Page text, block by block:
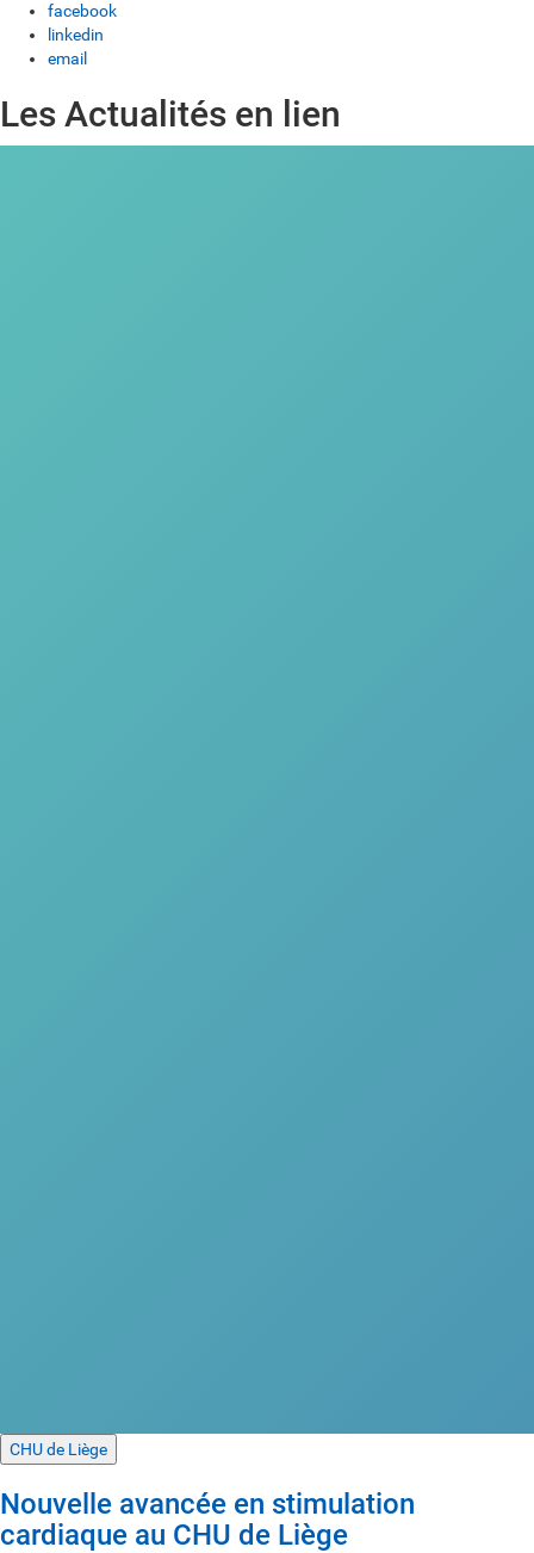
facebook
linkedin
email
Les Actualités en lien
CHU de Liège
Nouvelle avancée en stimulation
cardiaque au CHU de Liège